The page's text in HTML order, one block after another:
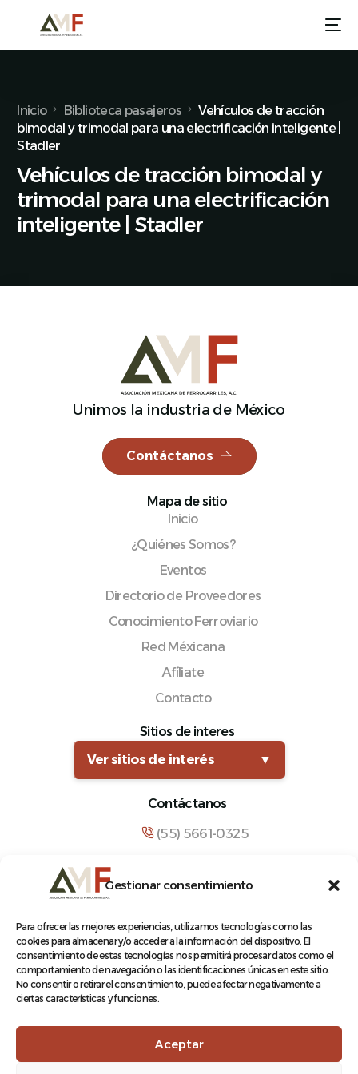
Gestionar consentimiento
Para ofrecer las mejores experiencias, utilizamos tecnologías como las
cookies para almacenar y/o acceder a la información del dispositivo. El
consentimiento de estas tecnologías nos permitirá procesar datos como el
comportamiento de navegación o las identificaciones únicas en este sitio.
No consentir o retirar el consentimiento, puede afectar negativamente a
ciertas características y funciones.
Aceptar
Inicio Biblioteca pasajeros
Vehículos de tracción
bimodal y trimodal para una electrificación inteligente |
Stadler
Vehículos de tracción bimodal y
trimodal para una electrificación
inteligente | Stadler
Unimos la industria de México
Contáctanos
Mapa de sitio
Inicio
¿Quiénes Somos?
Eventos
Directorio de Proveedores
Conocimiento Ferroviario
Red Méxicana
Afíliate
Contacto
Sitios de interes
Ver sitios de interés
▼
Contáctanos
(55) 5661-0325
Manuel María Contreras 133, Cuauhtémoc,